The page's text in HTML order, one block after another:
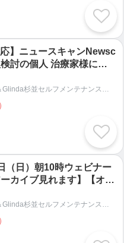
】ニュースキャンNewsc
人 治療家様に向
（日）朝10時ウェビナー
カイブ見れます】【オン
お家フラメンコ】フラメ
で身体も心もリラック
Oz＆Glinda杉並セルフメンテナンスステーション